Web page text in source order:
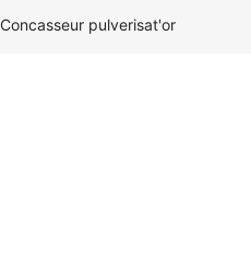
Concasseur pulverisat'or